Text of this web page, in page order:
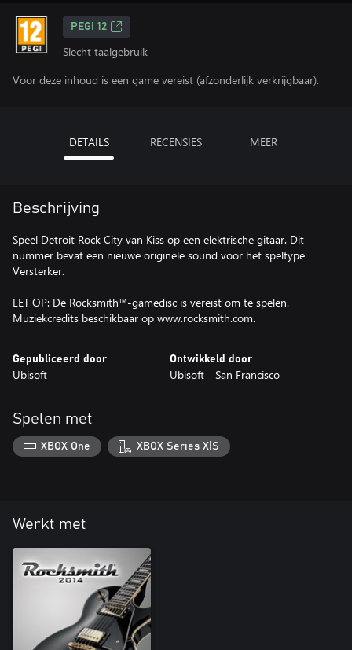
PEGI 12
Slecht taalgebruik
Voor deze inhoud is een game vereist (afzonderlijk verkrijgbaar).
DETAILS RECENSIES MEER
Beschrijving
Speel Detroit Rock City van Kiss op een elektrische gitaar. Dit
nummer bevat een nieuwe originele sound voor het speltype
Versterker.
LET OP: De Rocksmith™-gamedisc is vereist om te spelen.
Muziekcredits beschikbaar op www.rocksmith.com.
Gepubliceerd door
Ubisoft
Ontwikkeld door
Ubisoft - San Francisco
Spelen met
XBOX One XBOX Series X|S
Werkt met